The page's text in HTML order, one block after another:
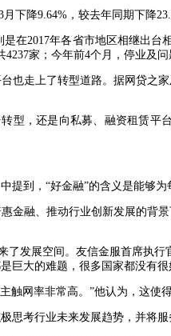
下降9.64%，较去年同期下降
在2017年各省市地区相继出
家；今年前4个月，停业及问
走上了转型道路。据网贷之
型，还是向私募、融资租赁
到，“好金融”的含义是能够
金融、推动行业创新发展的背
了发展空间。友信金服首席执
巨大的难题，很多国家都没有很
网率非常高。”他认为，这使
思考行业未来发展趋势，并将